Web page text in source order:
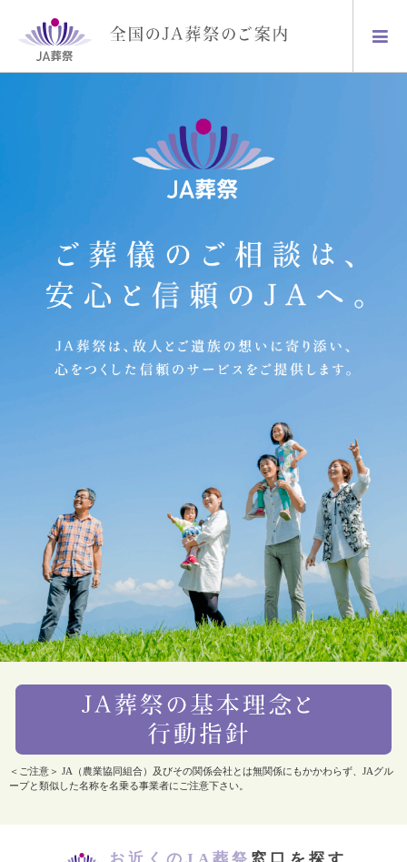
＜ご注意＞ JA（農業協同組合）及びその関係会社とは無関係にもかかわらず、JAグル
ープと類似した名称を名乗る事業者にご注意下さい。